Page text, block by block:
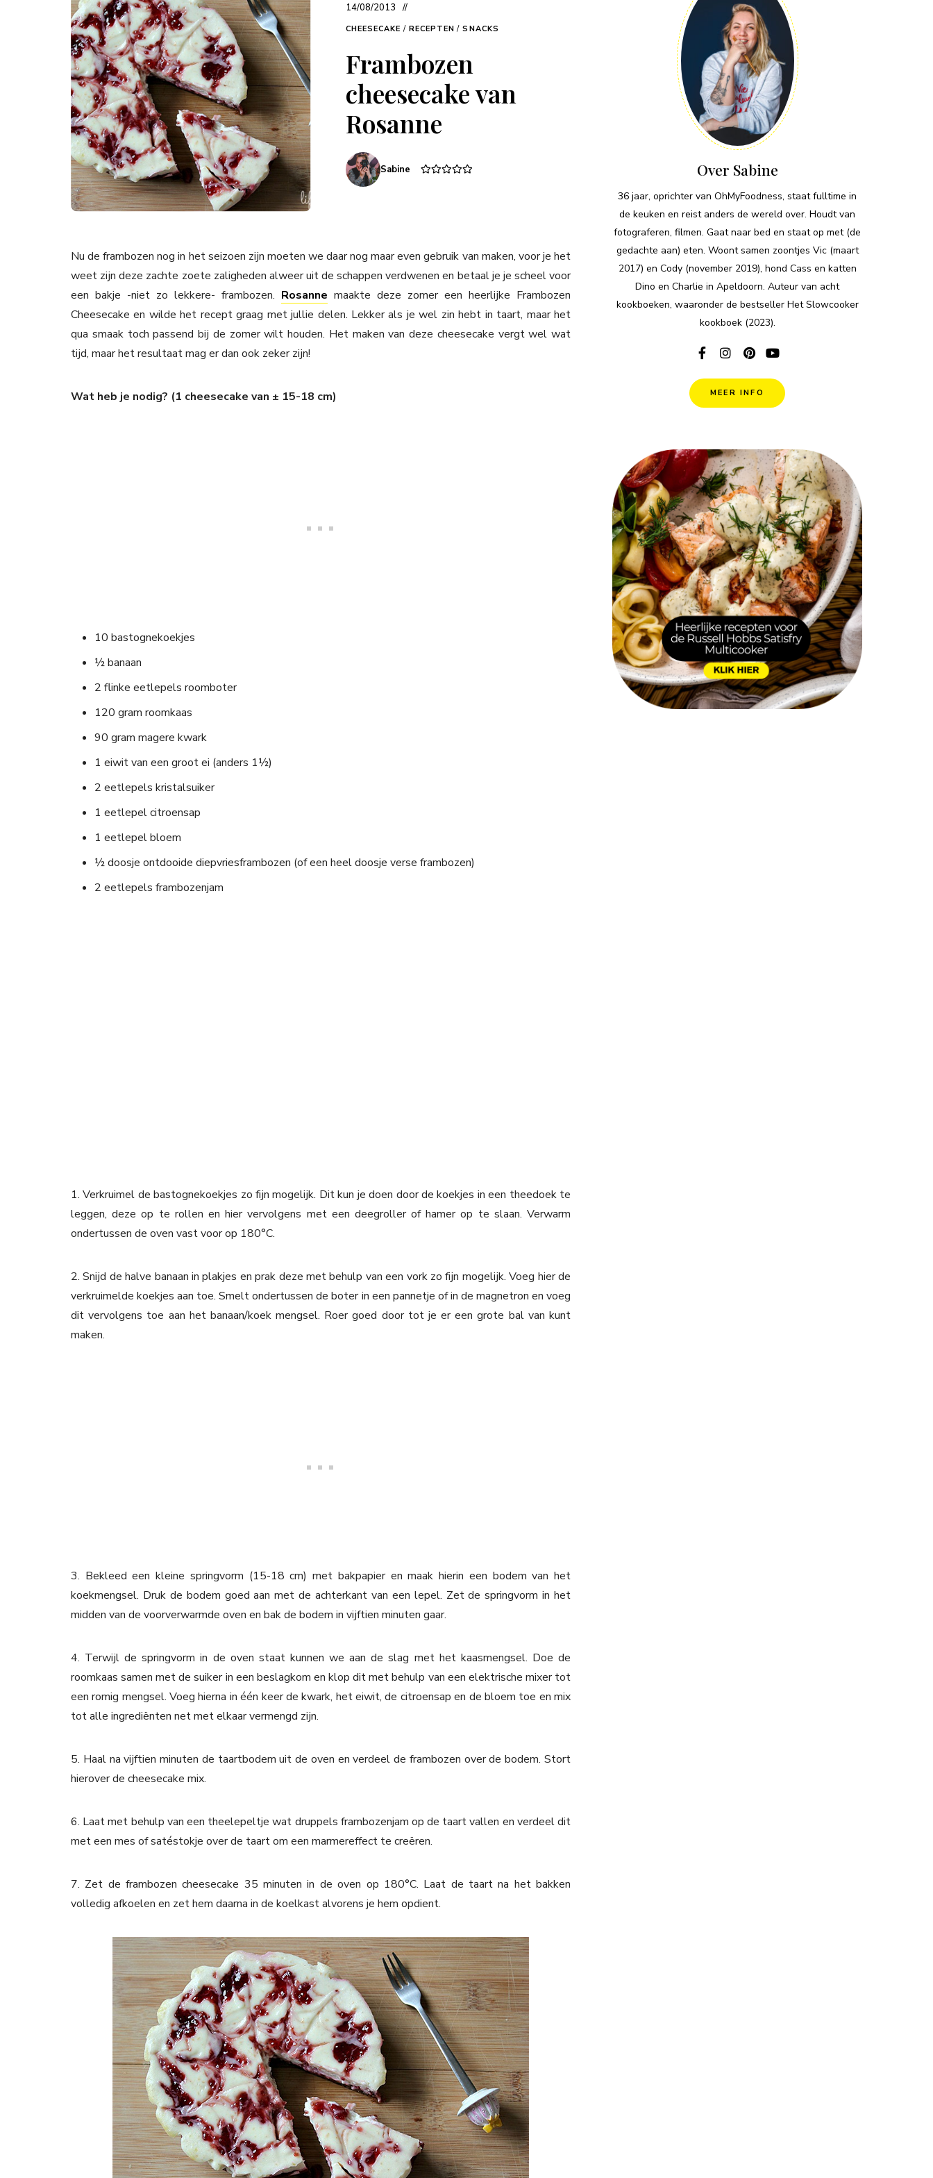
14/08/2013
CHEESECAKE / RECEPTEN / SNACKS
Frambozen
cheesecake van
Rosanne
Sabine
Nu de frambozen nog in het seizoen zijn moeten we daar nog maar even gebruik van maken, voor je het
weet zijn deze zachte zoete zaligheden alweer uit de schappen verdwenen en betaal je je scheel voor
een bakje -niet zo lekkere- frambozen. Rosanne maakte deze zomer een heerlijke Frambozen
Cheesecake en wilde het recept graag met jullie delen. Lekker als je wel zin hebt in taart, maar het
qua smaak toch passend bij de zomer wilt houden. Het maken van deze cheesecake vergt wel wat
tijd, maar het resultaat mag er dan ook zeker zijn!
Wat heb je nodig? (1 cheesecake van ± 15-18 cm)
10 bastognekoekjes
½ banaan
2 flinke eetlepels roomboter
120 gram roomkaas
90 gram magere kwark
1 eiwit van een groot ei (anders 1½)
2 eetlepels kristalsuiker
1 eetlepel citroensap
1 eetlepel bloem
½ doosje ontdooide diepvriesframbozen (of een heel doosje verse frambozen)
2 eetlepels frambozenjam
1. Verkruimel de bastognekoekjes zo fijn mogelijk. Dit kun je doen door de koekjes in een theedoek te
leggen, deze op te rollen en hier vervolgens met een deegroller of hamer op te slaan. Verwarm
ondertussen de oven vast voor op 180°C.
2. Snijd de halve banaan in plakjes en prak deze met behulp van een vork zo fijn mogelijk. Voeg hier de
verkruimelde koekjes aan toe. Smelt ondertussen de boter in een pannetje of in de magnetron en voeg
dit vervolgens toe aan het banaan/koek mengsel. Roer goed door tot je er een grote bal van kunt
maken.
3. Bekleed een kleine springvorm (15-18 cm) met bakpapier en maak hierin een bodem van het
koekmengsel. Druk de bodem goed aan met de achterkant van een lepel. Zet de springvorm in het
midden van de voorverwarmde oven en bak de bodem in vijftien minuten gaar.
4. Terwijl de springvorm in de oven staat kunnen we aan de slag met het kaasmengsel. Doe de
roomkaas samen met de suiker in een beslagkom en klop dit met behulp van een elektrische mixer tot
een romig mengsel. Voeg hierna in één keer de kwark, het eiwit, de citroensap en de bloem toe en mix
tot alle ingrediënten net met elkaar vermengd zijn.
5. Haal na vijftien minuten de taartbodem uit de oven en verdeel de frambozen over de bodem. Stort
hierover de cheesecake mix.
6. Laat met behulp van een theelepeltje wat druppels frambozenjam op de taart vallen en verdeel dit
met een mes of satéstokje over de taart om een marmereffect te creëren.
7. Zet de frambozen cheesecake 35 minuten in de oven op 180°C. Laat de taart na het bakken
volledig afkoelen en zet hem daarna in de koelkast alvorens je hem opdient.
Over Sabine
36 jaar, oprichter van OhMyFoodness, staat fulltime in
de keuken en reist anders de wereld over. Houdt van
fotograferen, filmen. Gaat naar bed en staat op met (de
gedachte aan) eten. Woont samen zoontjes Vic (maart
2017) en Cody (november 2019), hond Cass en katten
Dino en Charlie in Apeldoorn. Auteur van acht
kookboeken, waaronder de bestseller Het Slowcooker
kookboek (2023).
MEER INFO